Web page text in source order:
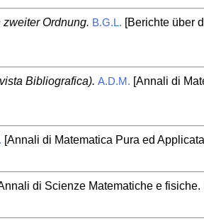
Ordnung. B.G.L. [Berichte über
Bibliografica). A.D.M. [Annali di
[Annali di Matematica Pura ed
di Scienze Matematiche e fisiche.